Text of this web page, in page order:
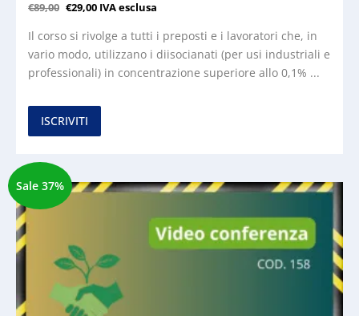
€89,00 €29,00 IVA esclusa
Il corso si rivolge a tutti i preposti e i lavoratori che, in
vario modo, utilizzano i diisocianati (per usi industriali e
professionali) in concentrazione superiore allo 0,1% ...
ISCRIVITI
Sale 37%